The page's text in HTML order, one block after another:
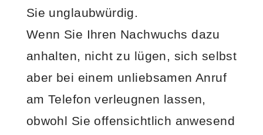
Sie unglaubwürdig.
Wenn Sie Ihren Nachwuchs dazu
anhalten, nicht zu lügen, sich selbst
aber bei einem unliebsamen Anruf
am Telefon verleugnen lassen,
obwohl Sie offensichtlich anwesend